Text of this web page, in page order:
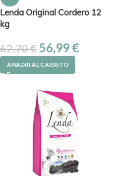
Lenda Original Cordero 12
kg
62,70€56,99 €
AÑADIR AL CARRITO